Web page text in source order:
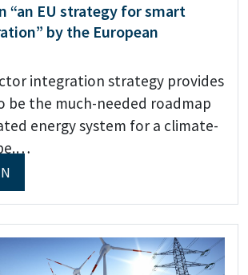
“an EU strategy for smart
by the European
integration strategy provides
be the much-needed roadmap
energy system for a climate-